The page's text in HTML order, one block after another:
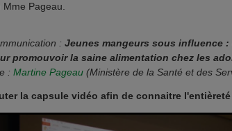
Mme Pageau.
: Jeunes mangeurs sous influence
promouvoir la saine alimentation chez les
: Martine Pageau (Ministère de la Santé et des
la capsule vidéo afin de connaitre